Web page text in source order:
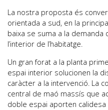
La nostra proposta és
orientada a sud, en la
baixa se suma a la
l’interior de l’habitatge.
Un gran forat a la planta
espai interior solucionen la
caràcter a la intervenció. La
central de maó massís que
doble espai aporten calidesa